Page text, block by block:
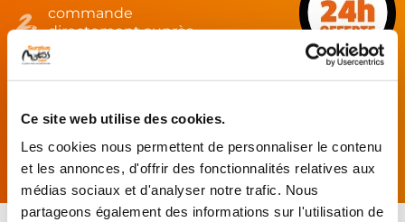
Ce site web utilise des cookies.
Les cookies nous permettent de personnaliser le contenu
et les annonces, d'offrir des fonctionnalités relatives aux
médias sociaux et d'analyser notre trafic. Nous
partageons également des informations sur l'utilisation de
commande
directement auprès
du réparateur.
Mes pièces sont livrées et